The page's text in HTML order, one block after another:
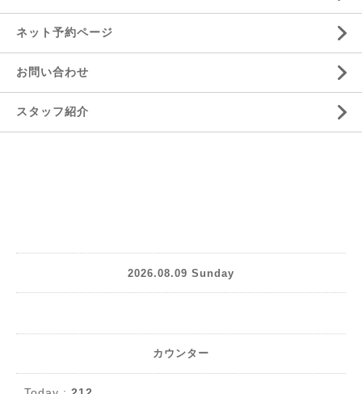
ネット予約ページ
お問い合わせ
スタッフ紹介
2026.08.09 Sunday
カウンター